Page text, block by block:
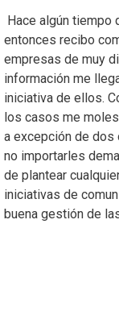
Hace algún tiempo
entonces recibo
empresas de muy
información me
iniciativa de ellos.
los casos me
a excepción de
no importarles
de plantear
iniciativas de
buena gestión de